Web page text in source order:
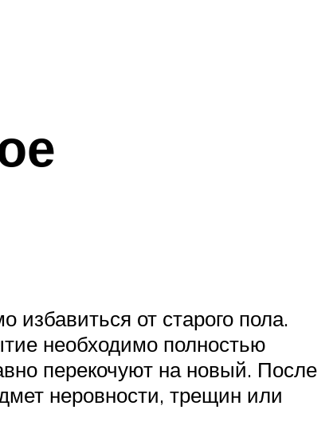
от старого пола.
необходимо полностью
перекочуют на новый. После
неровности, трещин или